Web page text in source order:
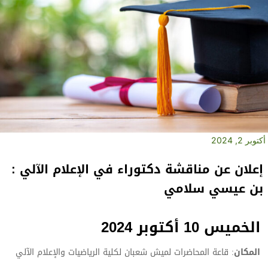
أكتوبر 2, 2024
إعلان عن مناقشة دكتوراء في الإعلام الآلي :
بن عيسي سلامي
الخميس 10 أكتوبر 2024
المكان: قاعة المحاضرات لميش شعبان لكلية الرياضيات والإعلام الآلي